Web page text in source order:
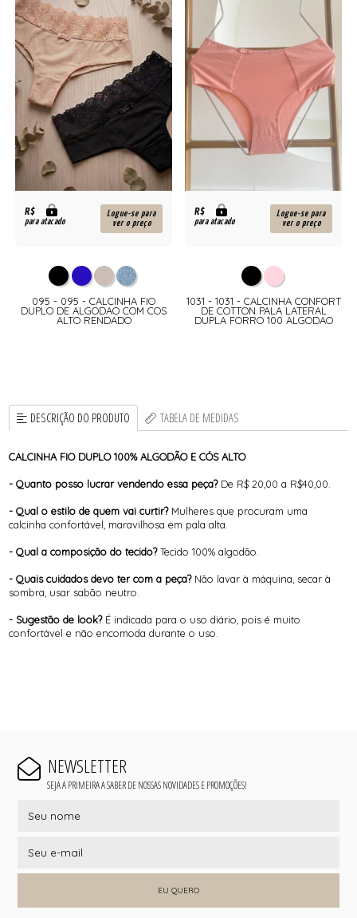
R$
para atacado
Logue-se para
ver o preço
095 - 095 - CALCINHA FIO
DUPLO DE ALGODAO COM COS
ALTO RENDADO
R$
para atacado
Logue-se para
ver o preço
1031 - 1031 - CALCINHA CONFORT
DE COTTON PALA LATERAL
DUPLA FORRO 100 ALGODAO
DESCRIÇÃO DO PRODUTO TABELA DE MEDIDAS
CALCINHA FIO DUPLO 100% ALGODÃO E CÓS ALTO
- Quanto posso lucrar vendendo essa peça?De R$ 20,00 a R$40,00.
- Qual o estilo de quem vai curtir?Mulheres que procuram uma
calcinha confortável, maravilhosa em pala alta.
- Qual a composição do tecido?Tecido 100% algodão.
- Quais cuidados devo ter com a peça? Não lavar à máquina, secar à
sombra, usar sabão neutro.
- Sugestão de look?É indicada para o uso diário, pois é muito
confortável e não encomoda durante o uso.
NEWSLETTER
SEJA A PRIMEIRA A SABER DE NOSSAS NOVIDADES E PROMOÇÕES!
EU QUERO